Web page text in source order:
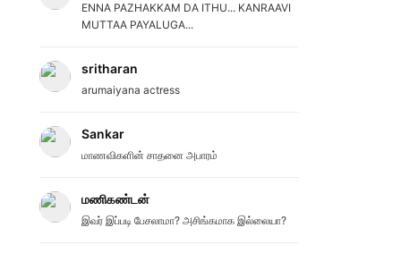
ENNA PAZHAKKAM DA ITHU... KANRAAVI
MUTTAA PAYALUGA...
sritharan
arumaiyana actress
Sankar
மாணவிகளின் சாதனை அபாரம்
மணிகண்டன்
இவர் இப்படி பேசலாமா? அசிங்கமாக இல்லையா?